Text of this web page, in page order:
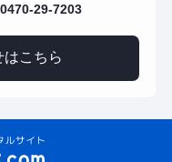
0470-29-7203
はこちら